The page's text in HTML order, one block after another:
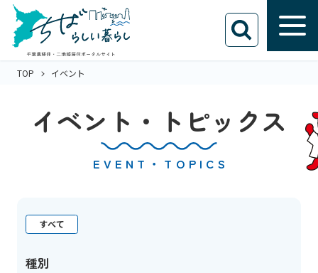
TOP イベント
イベント・トピックス
EVENT・TOPICS
すべて
種別